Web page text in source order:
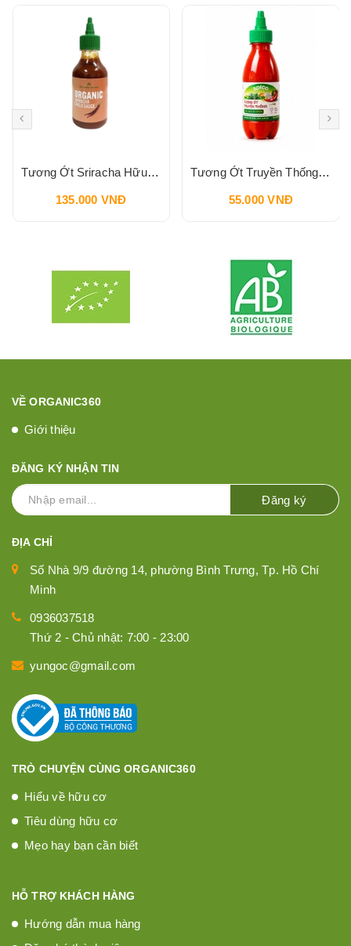
Tương Ớt Sriracha Hữu Cơ Pbfarm 230g
135.000 VNĐ
Tương Ớt Truyền Thống SPICO Sriracha Chilli Sauce 240g
55.000 VNĐ
VỀ ORGANIC360
Giới thiệu
ĐĂNG KÝ NHẬN TIN
Đăng ký
ĐỊA CHỈ
Số Nhà 9/9 đường 14, phường Bình Trưng, Tp. Hồ Chí
Minh
0936037518
Thứ 2 - Chủ nhật: 7:00 - 23:00
yungoc@gmail.com
TRÒ CHUYỆN CÙNG ORGANIC360
Hiểu về hữu cơ
Tiêu dùng hữu cơ
Mẹo hay bạn cần biết
HỖ TRỢ KHÁCH HÀNG
Hướng dẫn mua hàng